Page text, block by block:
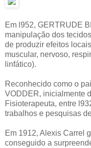
Em l952, GERTRUDE
manipulação dos
de produzir efeitos
muscular, nervoso,
linfático).
Reconhecido como o
VODDER, inicialmente
Fisioterapeuta, entre
trabalhos e pesquisas
Em 1912, Alexis Carrel
conseguido a